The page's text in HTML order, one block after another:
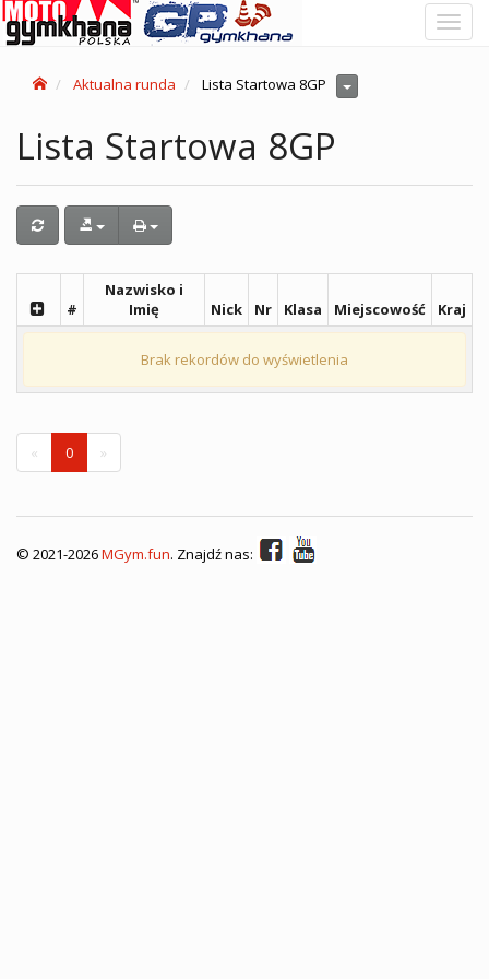
Aktualna runda Lista Startowa 8GP
Lista Startowa 8GP
#
Nazwisko i
Imię
Nick Nr Klasa Miejscowość Kraj
Brak rekordów do wyświetlenia
« 0 »
© 2021-2026MGym.fun. Znajdź nas: